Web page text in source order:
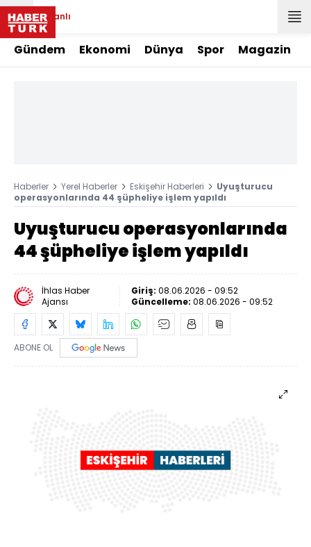
Canlı
Gündem Ekonomi Dünya Spor Magazin
Haberler Yerel Haberler Eskişehir Haberleri
Uyuşturucu
operasyonlarında 44 şüpheliye işlem yapıldı
Uyuşturucu operasyonlarında
44 şüpheliye işlem yapıldı
İhlas Haber
Ajansı
Giriş: 08.06.2026 - 09:52
Güncelleme: 08.06.2026 - 09:52
ABONE OL